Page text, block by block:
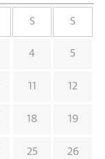
S S
4 5
11 12
18 19
25 26